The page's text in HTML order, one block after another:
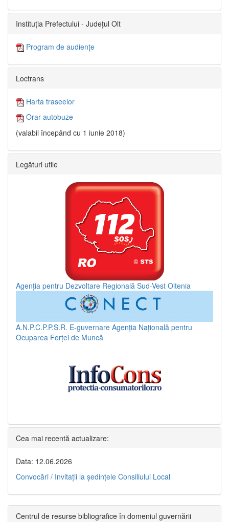
Instituția Prefectului - Județul Olt
Program de audiențe
Loctrans
Harta traseelor
Orar autobuze
(valabil începând cu 1 iunie 2018)
Legături utile
Agenția pentru Dezvoltare Regională Sud-Vest Oltenia
A.N.P.C.P.P.S.R. E-guvernare Agenția Națională pentru
Ocuparea Forței de Muncă
Cea mai recentă actualizare:
Data: 12.06.2026
Convocări / Invitaţii la şedinţele Consiliului Local
Centrul de resurse bibliografice în domeniul guvernării